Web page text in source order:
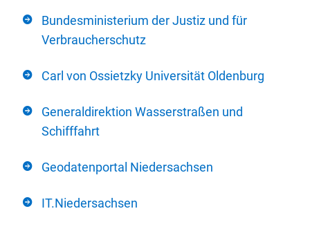
Bundesministerium der Justiz und für
Verbraucherschutz
Carl von Ossietzky Universität Oldenburg
Generaldirektion Wasserstraßen und
Schifffahrt
Geodatenportal Niedersachsen
IT.Niedersachsen